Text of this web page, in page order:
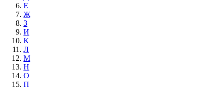
Е
Ж
З
И
К
Л
М
Н
О
П